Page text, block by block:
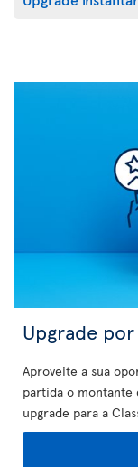
Upgrade
Aproveite a sua
partida o montante
upgrade para a